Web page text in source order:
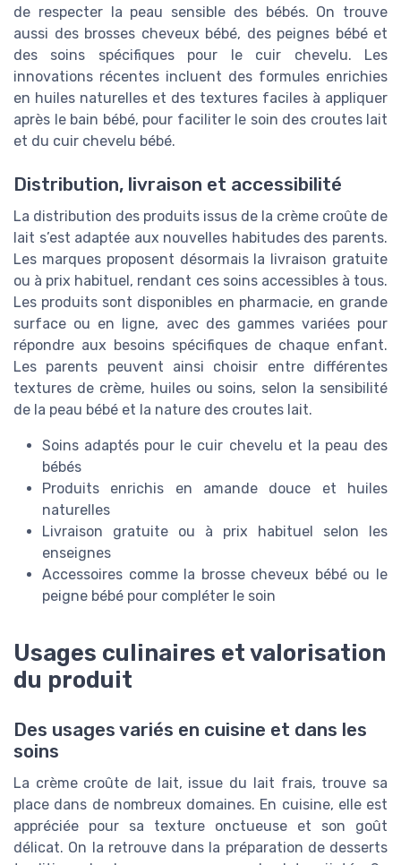
de respecter la peau sensible des bébés. On trouve
aussi des brosses cheveux bébé, des peignes bébé et
des soins spécifiques pour le cuir chevelu. Les
innovations récentes incluent des formules enrichies
en huiles naturelles et des textures faciles à appliquer
après le bain bébé, pour faciliter le soin des croutes lait
et du cuir chevelu bébé.
Distribution, livraison et accessibilité
La distribution des produits issus de la crème croûte de
lait s’est adaptée aux nouvelles habitudes des parents.
Les marques proposent désormais la livraison gratuite
ou à prix habituel, rendant ces soins accessibles à tous.
Les produits sont disponibles en pharmacie, en grande
surface ou en ligne, avec des gammes variées pour
répondre aux besoins spécifiques de chaque enfant.
Les parents peuvent ainsi choisir entre différentes
textures de crème, huiles ou soins, selon la sensibilité
de la peau bébé et la nature des croutes lait.
Soins adaptés pour le cuir chevelu et la peau des
bébés
Produits enrichis en amande douce et huiles
naturelles
Livraison gratuite ou à prix habituel selon les
enseignes
Accessoires comme la brosse cheveux bébé ou le
peigne bébé pour compléter le soin
Usages culinaires et valorisation
du produit
Des usages variés en cuisine et dans les
soins
La crème croûte de lait, issue du lait frais, trouve sa
place dans de nombreux domaines. En cuisine, elle est
appréciée pour sa texture onctueuse et son goût
délicat. On la retrouve dans la préparation de desserts